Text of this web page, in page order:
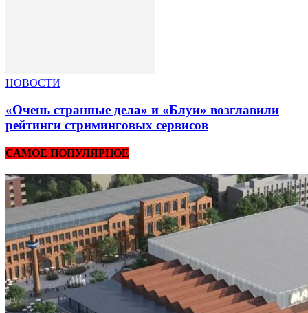
НОВОСТИ
«Очень странные дела» и «Блуи» возглавили
рейтинги стриминговых сервисов
САМОЕ ПОПУЛЯРНОЕ